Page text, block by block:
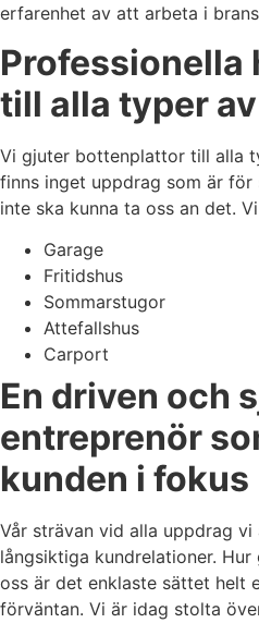
erfarenhet av att arbeta i
Professionella
till alla typer
Vi gjuter bottenplattor till alla
finns inget uppdrag som är
inte ska kunna ta oss an det.
Garage
Fritidshus
Sommarstugor
Attefallshus
Carport
En driven och
entreprenör
kunden i fokus
Vår strävan vid alla uppdrag
långsiktiga kundrelationer.
oss är det enklaste sättet helt
förväntan. Vi är idag stolta